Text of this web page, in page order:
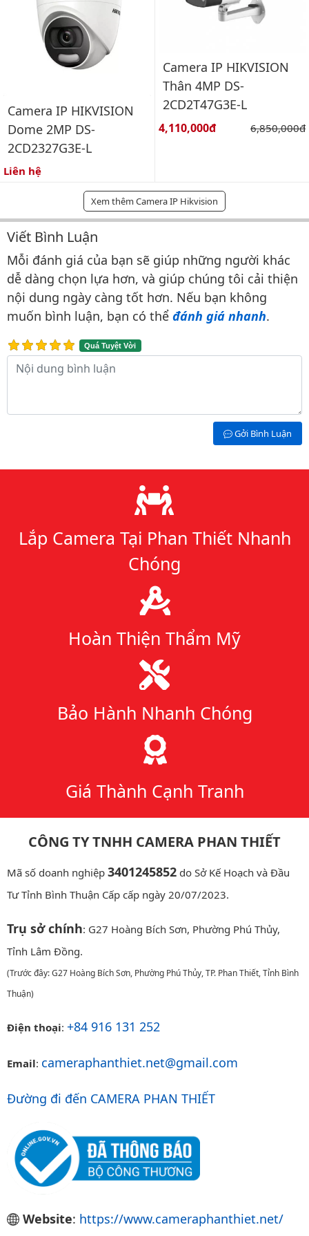
Camera IP HIKVISION
Dome 2MP DS-
2CD2327G3E-L
Liên hệ
Camera IP HIKVISION
Thân 4MP DS-
2CD2T47G3E-L
Giá bán:
4,110,000đ Giá gốc:
6,850,000đ
Xem thêm Camera IP Hikvision
Bình luận & Đánh giá
Viết Bình Luận
Mỗi đánh giá của bạn sẽ giúp những người khác
dễ dàng chọn lựa hơn, và giúp chúng tôi cải thiện
nội dung ngày càng tốt hơn. Nếu bạn không
muốn bình luận, bạn có thể đánh giá nhanh.
Quá Tuyệt Vời
Nội dung bình luận
Gởi Bình Luận
Lý do chọn chúng tôi
Lắp Camera Tại Phan Thiết Nhanh
Chóng
Hoàn Thiện Thẩm Mỹ
Bảo Hành Nhanh Chóng
Giá Thành Cạnh Tranh
CÔNG TY TNHH CAMERA PHAN THIẾT
Mã số doanh nghiệp 3401245852 do Sở Kế Hoạch và Đầu
Tư Tỉnh Bình Thuận Cấp cấp ngày 20/07/2023.
Trụ sở chính: G27 Hoàng Bích Sơn, Phường Phú Thủy,
Tỉnh Lâm Đồng.
(Trước đây: G27 Hoàng Bích Sơn, Phường Phú Thủy, TP. Phan Thiết, Tỉnh Bình
Thuận)
Điện thoại: +84 916 131 252
Email: cameraphanthiet.net@gmail.com
Đường đi đến CAMERA PHAN THIẾT
Website: https://www.cameraphanthiet.net/